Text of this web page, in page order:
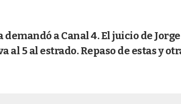
demandó a Canal 4. El juicio de
al 5 al estrado. Repaso de estas y